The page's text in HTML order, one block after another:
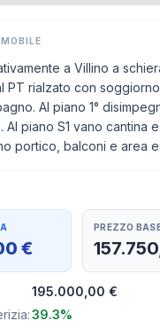
a Villino a
PT rialzato con soggiorno
Al piano 1°
piano S1 vano cantina
portico, balconi e area
€
PREZZO
195.000,00 €
:39.3%